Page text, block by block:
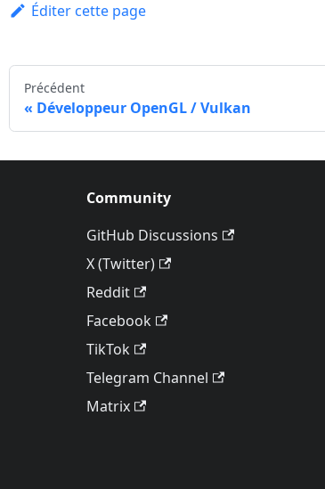
Éditer cette page
Précédent
Développeur OpenGL / Vulkan
Community
GitHub Discussions
X (Twitter)
Reddit
Facebook
TikTok
Telegram Channel
Matrix